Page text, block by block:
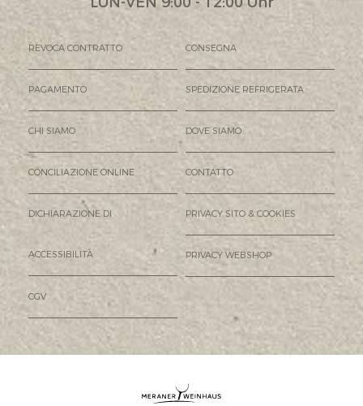
REVOCA CONTRATTO CONSEGNA
PAGAMENTO SPEDIZIONE REFRIGERATA
CHI SIAMO DOVE SIAMO
CONCILIAZIONE ONLINE CONTATTO
DICHIARAZIONE DI
ACCESSIBILITÀ
PRIVACY SITO & COOKIES
PRIVACY WEBSHOP
CGV